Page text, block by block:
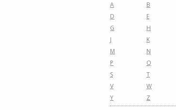
A
B
D
E
G
H
J
K
M
N
P
Q
S
T
V
W
Y
Z